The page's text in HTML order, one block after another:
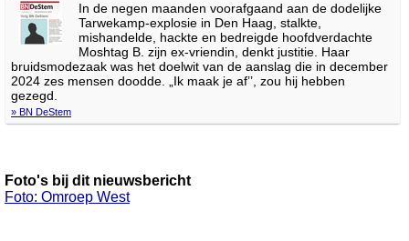
In de negen maanden voorafgaand aan de dodelijke
Tarwekamp-explosie in Den Haag, stalkte,
mishandelde, hackte en bedreigde hoofdverdachte
Moshtag B. zijn ex-vriendin, denkt justitie. Haar
bruidsmodezaak was het doelwit van de aanslag die in december
2024 zes mensen doodde. „Ik maak je af’’, zou hij hebben
gezegd.
» BN DeStem
Foto's bij dit nieuwsbericht
Foto: Omroep West